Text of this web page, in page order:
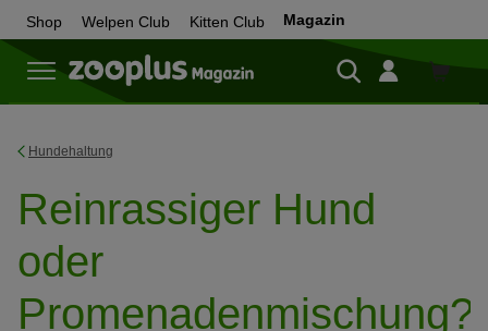
Shop Welpen Club Kitten Club Magazin
Zum
Hundehaltung
Reinrassiger Hund
oder
Promenadenmischung?